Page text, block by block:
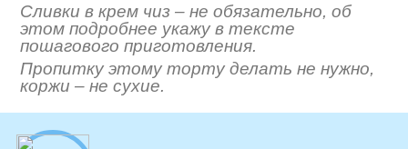
Сливки в крем чиз – не обязательно, об
этом подробнее укажу в тексте
пошагового приготовления.
Пропитку этому торту делать не нужно,
коржи – не сухие.